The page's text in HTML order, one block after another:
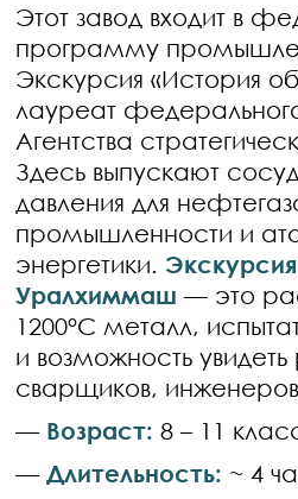
Этот завод входит в
программу
Экскурсия «История
лауреат
Агентства
Здесь выпускают
давления для
промышленности и
энергетики.
Уралхиммаш — это
1200°C металл,
и возможность
сварщиков, инженеров
— Возраст: 8 – 11
— Длительность: ~ 4